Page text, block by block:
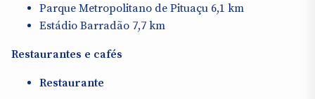
Parque Metropolitano de Pituaçu 6,1 km
Estádio Barradão 7,7 km
Restaurantes e cafés
Restaurante